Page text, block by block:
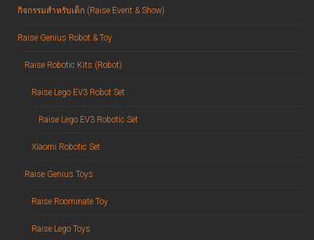
กิจกรรมสำหรับเด็ก (Raise Event & Show)
Raise Genius Robot & Toy
Raise Robotic Kits (Robot)
Raise Lego EV3 Robot Set
Raise Lego EV3 Robotic Set
Xiaomi Robotic Set
Raise Genius Toys
Raise Roominate Toy
Raise Lego Toys